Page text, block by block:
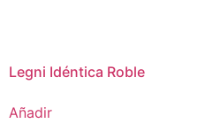
Legni Idéntica Roble
Añadir